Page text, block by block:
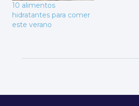
10 alimentos
hidratantes para comer
este verano